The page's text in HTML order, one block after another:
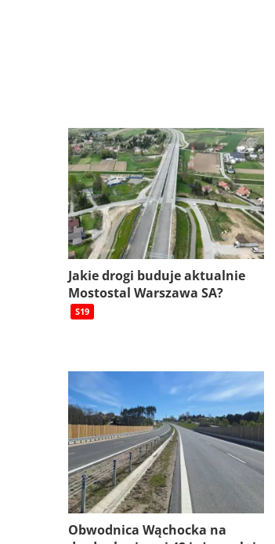
Jakie drogi buduje aktualnie
Mostostal Warszawa SA?
S19
Obwodnica Wąchocka na